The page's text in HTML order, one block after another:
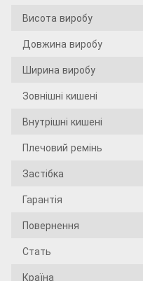
Висота виробу
Довжина виробу
Ширина виробу
Зовнішні кишені
Внутрішні кишені
Плечовий ремінь
Застібка
Гарантія
Повернення
Стать
Країна